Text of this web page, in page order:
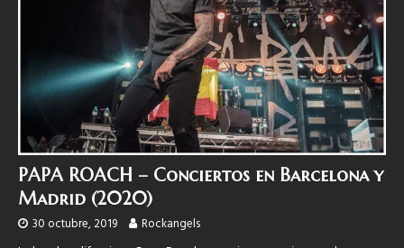
PAPA ROACH – Conciertos en Barcelona y
Madrid (2020)
30 octubre, 2019 Rockangels